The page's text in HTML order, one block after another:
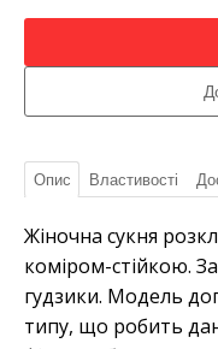
Опис Властивості
Жіночна сукня
коміром-стійкою.
гудзики. Модель
типу, що робить